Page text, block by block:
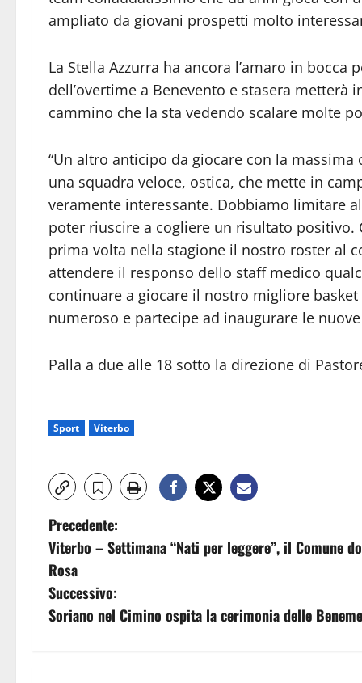
ampliato da giovani prospetti molto
La Stella Azzurra ha ancora l’amaro in
dell’overtime a Benevento e stasera
cammino che la sta vedendo scalare molte
“Un altro anticipo da giocare con la
una squadra veloce, ostica, che mette in
veramente interessante. Dobbiamo limitare
poter riuscire a cogliere un risultato
prima volta nella stagione il nostro roster al
attendere il responso dello staff medico
continuare a giocare il nostro migliore
numeroso e partecipe ad inaugurare le
Palla a due alle 18 sotto la direzione di
Sport Viterbo
N
a
v
i
Precedente:
Viterbo – Settimana “Nati per leggere”, il Comune
Rosa
Successivo:
Soriano nel Cimino ospita la cerimonia delle